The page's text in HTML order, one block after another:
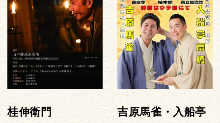
桂伸衛門
吉原馬雀・入船亭